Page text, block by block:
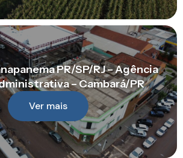
PR/SP/RJ – Agência
– Cambará/PR
Ver mais